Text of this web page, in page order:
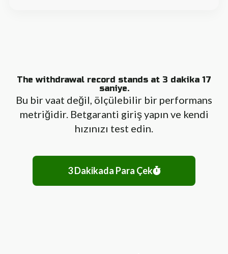
The withdrawal record stands at 3 dakika 17
saniye.
Bu bir vaat değil, ölçülebilir bir performans
metriğidir. Betgaranti giriş yapın ve kendi
hızınızı test edin.
3 Dakikada Para Çek